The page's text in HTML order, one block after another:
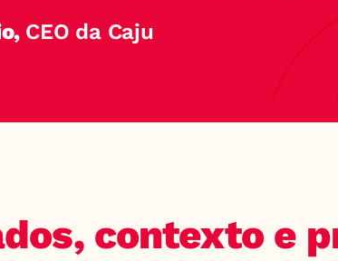
CEO da Caju
contexto e